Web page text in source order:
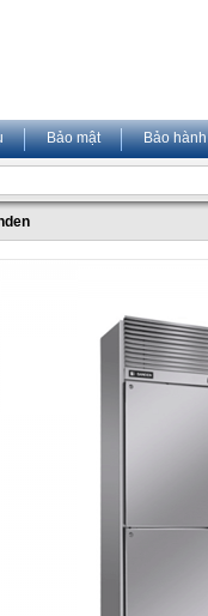
Bảo mật Bảo hành